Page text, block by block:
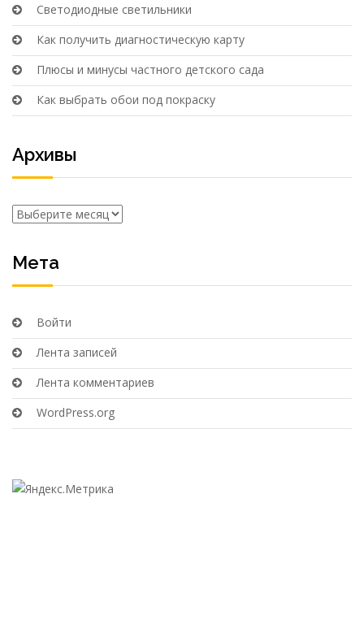
Светодиодные светильники
Как получить диагностическую карту
Плюсы и минусы частного детского сада
Как выбрать обои под покраску
Архивы
Архивы
Мета
Войти
Лента записей
Лента комментариев
WordPress.org